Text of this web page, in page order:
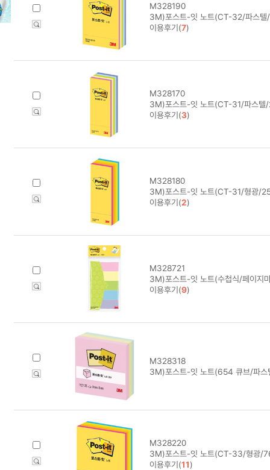
M328190
3M)포스트-잇 노트(CT-32/파스
이용후기(7)
M328170
3M)포스트-잇 노트(CT-31/파스
이용후기(3)
M328180
3M)포스트-잇 노트(CT-31/형광/
이용후기(2)
M328721
3M)포스트-잇 노트(수첩식/페이지
이용후기(9)
M328318
3M)포스트-잇 노트(654 큐브/파스
M328220
3M)포스트-잇 노트(CT-33/형광/
이용후기(11)